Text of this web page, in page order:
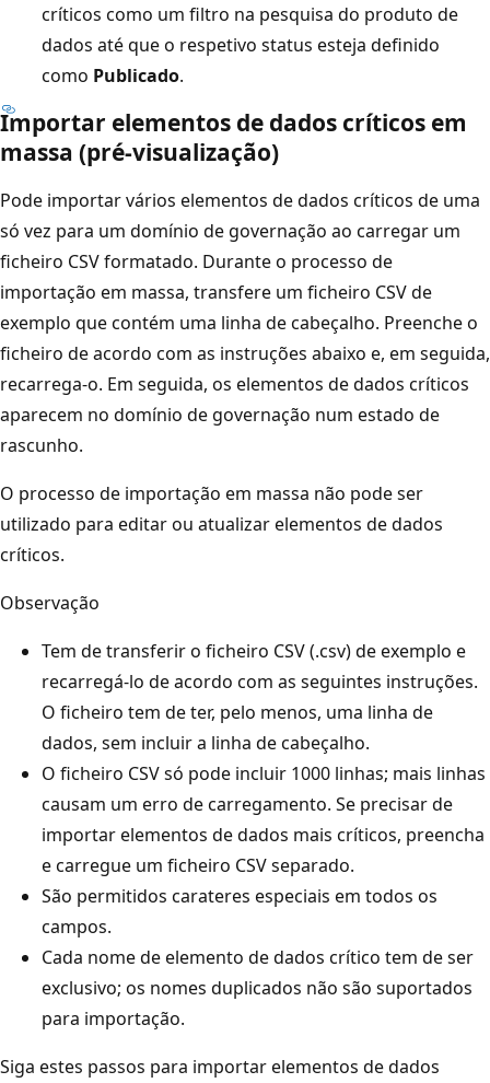
críticos como um filtro na pesquisa do produto de
dados até que o respetivo status esteja definido
como Publicado.
Importar elementos de dados críticos em
massa (pré-visualização)
Pode importar vários elementos de dados críticos de uma
só vez para um domínio de governação ao carregar um
ficheiro CSV formatado. Durante o processo de
importação em massa, transfere um ficheiro CSV de
exemplo que contém uma linha de cabeçalho. Preenche o
ficheiro de acordo com as instruções abaixo e, em seguida,
recarrega-o. Em seguida, os elementos de dados críticos
aparecem no domínio de governação num estado de
rascunho.
O processo de importação em massa não pode ser
utilizado para editar ou atualizar elementos de dados
críticos.
Observação
Tem de transferir o ficheiro CSV (.csv) de exemplo e
recarregá-lo de acordo com as seguintes instruções.
O ficheiro tem de ter, pelo menos, uma linha de
dados, sem incluir a linha de cabeçalho.
O ficheiro CSV só pode incluir 1000 linhas; mais linhas
causam um erro de carregamento. Se precisar de
importar elementos de dados mais críticos, preencha
e carregue um ficheiro CSV separado.
São permitidos carateres especiais em todos os
campos.
Cada nome de elemento de dados crítico tem de ser
exclusivo; os nomes duplicados não são suportados
para importação.
Siga estes passos para importar elementos de dados